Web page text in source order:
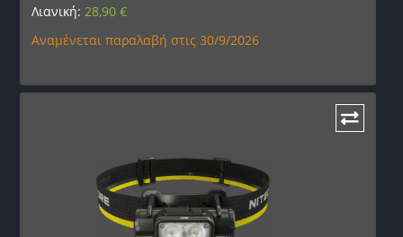
Λιανική: 28,90€
Αναμένεται παραλαβή στις 30/9/2026